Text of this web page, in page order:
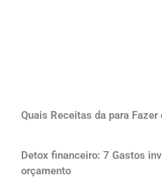
Quais Receitas da para Fazer
Detox financeiro: 7 Gastos
orçamento